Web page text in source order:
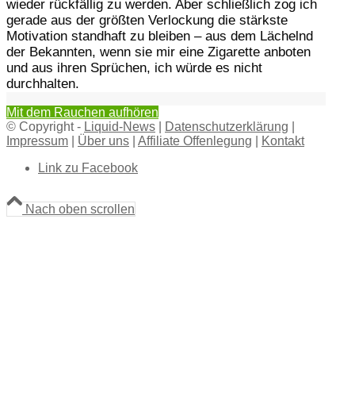
wieder rückfällig zu werden. Aber schließlich zog ich
gerade aus der größten Verlockung die stärkste
Motivation standhaft zu bleiben – aus dem Lächelnd
der Bekannten, wenn sie mir eine Zigarette anboten
und aus ihren Sprüchen, ich würde es nicht
durchhalten.
Mit dem Rauchen aufhören
© Copyright - Liquid-News Datenschutzerklärung
Impressum
Über uns Affiliate Offenlegung
Kontakt
Link zu Facebook
Nach oben scrollen